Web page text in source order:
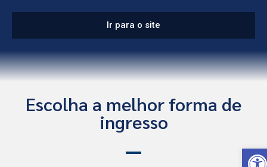
Ir para o site
Escolha a melhor forma de
ingresso
Open toolbar